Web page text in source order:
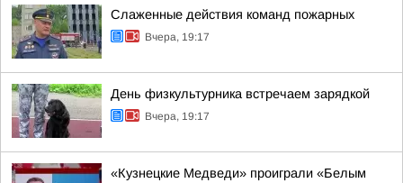
Слаженные действия команд пожарных
Вчера, 19:17
День физкультурника встречаем зарядкой
Вчера, 19:17
«Кузнецкие Медведи» проиграли «Белым